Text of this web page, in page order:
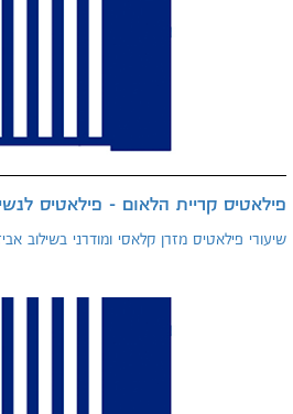
פילאטיס קריית הלאום - פילאטיס
שיעורי פילאטיס מזרן קלאסי ומודרני בשילוב